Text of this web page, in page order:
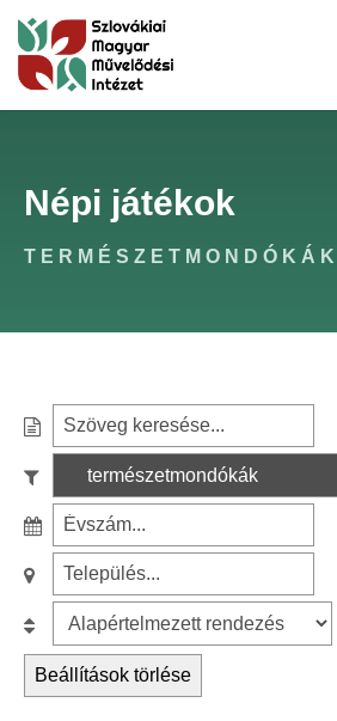
Népi játékok
TERMÉSZETMONDÓKÁK
e
c
o
r
z
é
k
a
z
é
s
S
z
é
e
s
Beállítások törlése